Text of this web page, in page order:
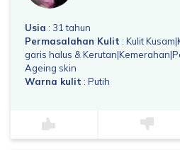
Usia : 31 tahun
Permasalahan Kulit : Kulit
garis halus &
Ageing skin
Warna kulit : Putih